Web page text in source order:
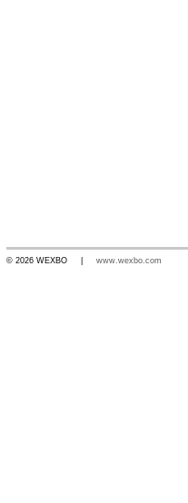
© 2026 WEXBO | www.wexbo.com